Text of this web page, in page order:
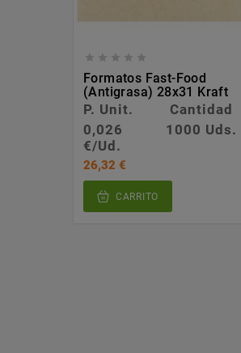
    
Formatos Fast-Food
(antigrasa) 28x31 Kraft
P. Unit.
Cantidad
0,026
€/Ud.
1000 Uds.
26,32 €
CARRITO